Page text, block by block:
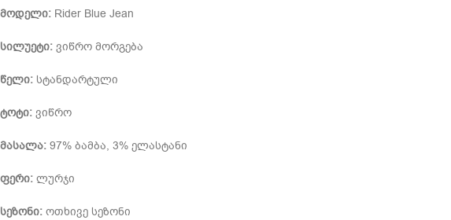
მოდელი: Rider Blue Jean
სილუეტი: ვიწრო მორგება
წელი: სტანდარტული
ტოტი: ვიწრო
მასალა: 97% ბამბა, 3% ელასტანი
ფერი: ლურჯი
სეზონი: ოთხივე სეზონი